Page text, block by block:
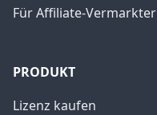
Für Affiliate-Vermarkter
PRODUKT
Lizenz kaufen